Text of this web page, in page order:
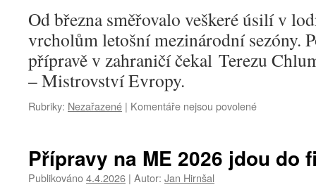
světa
v
lodní
třídě
Od března směřovalo veškeré úsilí v
vrcholům letošní mezinárodní sezóny.
přípravě v zahraničí čekal Terezu
– Mistrovství Evropy.
Rubriky: Nezařazené | Komentáře nejsou povolenéu
Terezka
Přípravy na ME 2026 jdou do
Publikováno4.4.2026 | Autor: Jan Hirnšal